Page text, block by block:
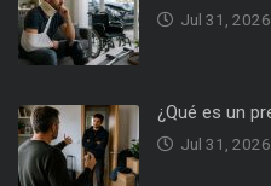
Jul 31, 2026
¿Qué es un
Jul 31, 2026